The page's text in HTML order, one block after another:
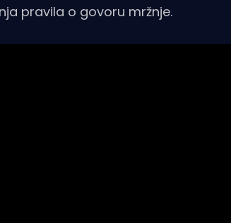
pravila o govoru mržnje.